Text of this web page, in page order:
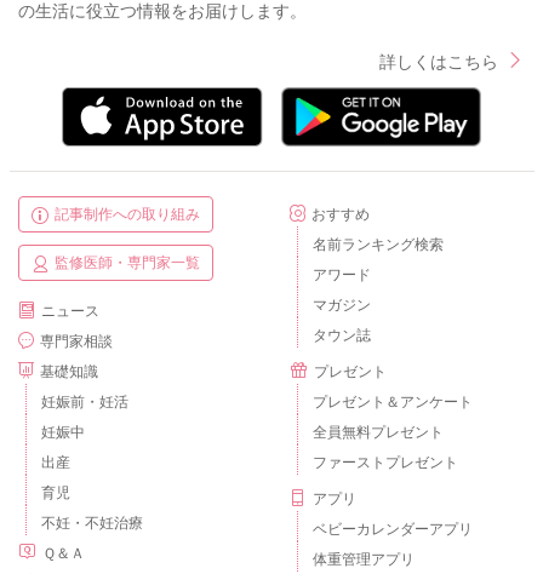
の生活に役立つ情報をお届けします。
詳しくはこちら
記事制作への取り組み
監修医師・専門家一覧
ニュース
専門家相談
基礎知識
妊娠前・妊活
妊娠中
出産
育児
不妊・不妊治療
Ｑ＆Ａ
おすすめ
名前ランキング検索
アワード
マガジン
タウン誌
プレゼント
プレゼント＆アンケート
全員無料プレゼント
ファーストプレゼント
アプリ
ベビーカレンダーアプリ
体重管理アプリ